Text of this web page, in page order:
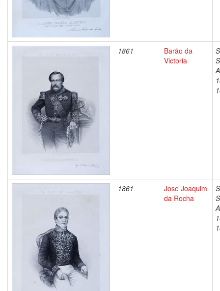
1861
Barão da
Victoria
1861
Jose Joaquim
da Rocha